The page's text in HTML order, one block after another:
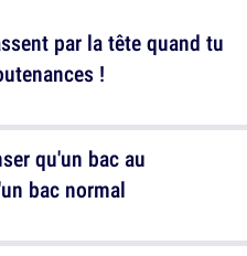
par la tête quand tu
!
qu'un bac au
bac normal